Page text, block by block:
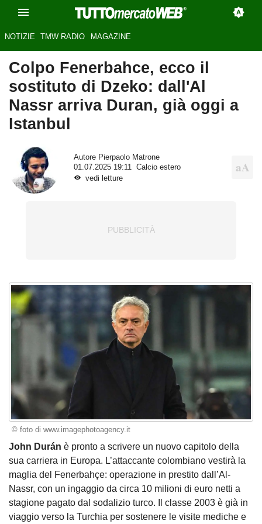
NOTIZIE TMW RADIO MAGAZINE
Colpo Fenerbahce, ecco il
sostituto di Dzeko: dall'Al
Nassr arriva Duran, già oggi a
Istanbul
Autore Pierpaolo Matrone
01.07.2025 19:11
Calcio estero
vedi letture
© foto di www.imagephotoagency.it
John Durán è pronto a scrivere un nuovo capitolo della
sua carriera in Europa. L’attaccante colombiano vestirà la
maglia del Fenerbahçe: operazione in prestito dall’Al-
Nassr, con un ingaggio da circa 10 milioni di euro netti a
stagione pagato dal sodalizio turco. Il classe 2003 è già in
viaggio verso la Turchia per sostenere le visite mediche e